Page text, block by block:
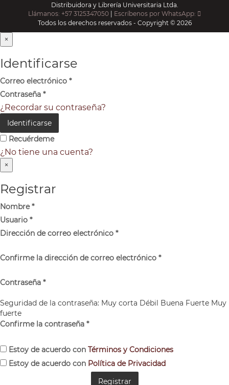
Distribuidora y Librería Universitaria Ltda.
Llámanos: +57 3125347050
Escríbenos por WhatsApp:
Todos los derechos reservados - Copyright © 2026
×
Identificarse
Correo electrónico *
Contraseña *
¿Recordar su contraseña?
Identificarse
Recuérdeme
¿No tiene una cuenta?
×
Registrar
Nombre*
Usuario *
Dirección de correo electrónico *
Confirme la dirección de correo electrónico *
Contraseña *
Seguridad de la contraseña: Muy corta Débil Buena Fuerte Muy
fuerte
Confirme la contraseña *
Estoy de acuerdo con Términos y Condiciones
Estoy de acuerdo con Política de Privacidad
Registrar